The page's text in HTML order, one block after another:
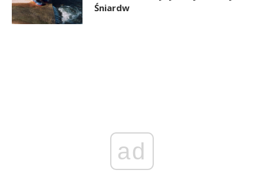
Śniardw
ad